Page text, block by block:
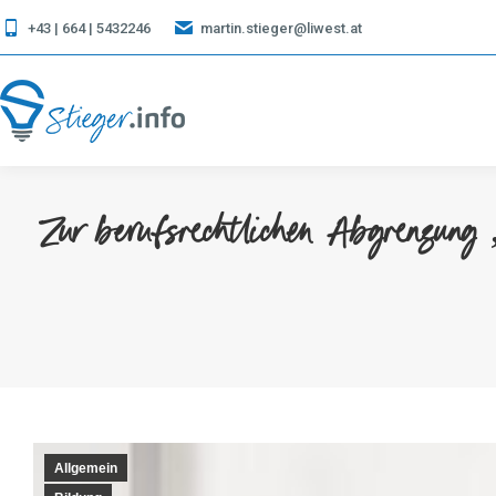
+43 | 664 | 5432246 martin.stieger@liwest.at
Zur berufsrechtlichen Abgrenzung
Allgemein